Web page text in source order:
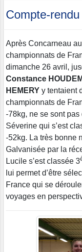
Compte-rendu
Après Concarneau
championnats de
dimanche 26 avril,
Constance
HEMERY y tentaient
championnats de
-78kg, ne se sont
Séverine qui s’est
-52kg. La très bonne
Galvanisée par la
Lucile s’est classée 3
lui permet d’être
France qui se
voyages en